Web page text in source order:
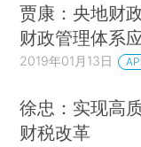
贾康：央地财
财政管理体系
2019年01月13日
徐忠：实现高
财税改革